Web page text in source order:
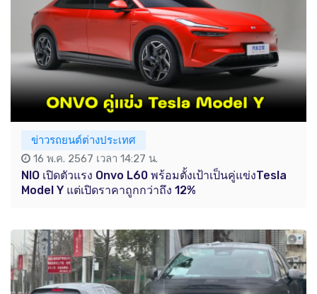
ข่าวรถยนต์ต่างประเทศ
16 พ.ค. 2567 เวลา 14:27 น.
NIO เปิดตัวแรง Onvo L60 พร้อมตั้งเป้าเป็นคู่แข่งTesla
Model Y แต่เปิดราคาถูกกว่าถึง 12%